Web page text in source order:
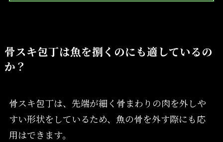
骨スキ包丁は魚を捌くのにも適しているの
か？
骨スキ包丁は、先端が細く骨まわりの肉を外しや
すい形状をしているため、魚の骨を外す際にも応
用はできます。